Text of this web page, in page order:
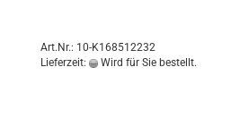
Art.Nr.: 10-K168512232
Lieferzeit:
Wird für Sie bestellt.